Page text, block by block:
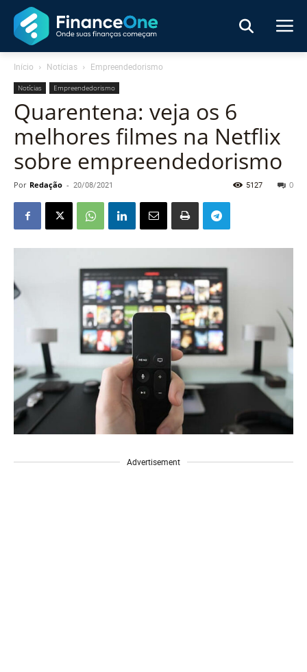
Início Notícias Empreendedorismo
Notícias Empreendedorismo
Quarentena: veja os 6
melhores filmes na Netflix
sobre empreendedorismo
Por Redação - 20/08/2021 0
5127
Advertisement